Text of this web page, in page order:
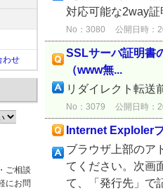
わせ
ご相談
にお問
対応可能な2way
No：3080 公開日時：
SSLサーバ証明書
（www無...
リダイレクト転送
No：3079 公開日時：
Internet Exploler
ブラウザ上部のア
てください。次画
て、「発行先」で